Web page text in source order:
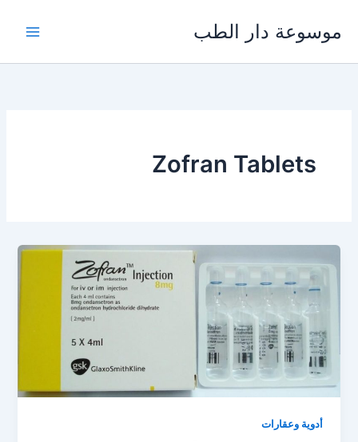
المحتوى
موسوعة دار الطب
Zofran Tablets
أدوية وعقارات